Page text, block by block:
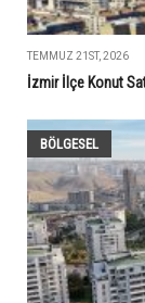
TEMMUZ 21ST, 2026
İzmir İlçe Konut
BÖLGESEL